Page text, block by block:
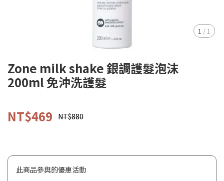
1 / 1
Zone milk shake 銀調護髮泡沫
200ml 免沖洗護髮
NT$469 NT$880
此商品參與的優惠活動